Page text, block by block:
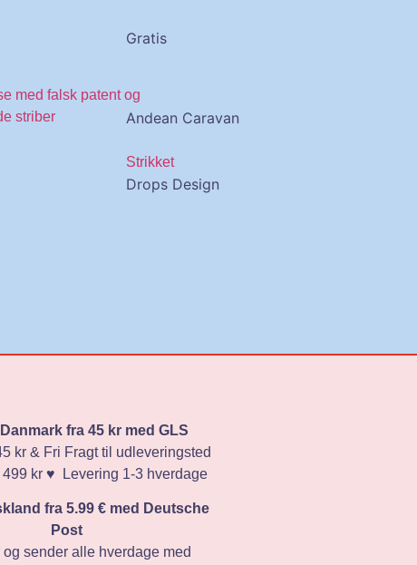
Gratis
Andean Caravan
Strikket
Drops Design
fra 45 kr med GLS
kr & Fri Fragt til udleveringsted
499 kr ♥️ Levering 1-3 hverdage
fra 5.99 € med Deutsche
Post
sender alle hverdage med